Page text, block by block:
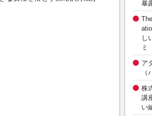
暴
し
ミ
ア
株
講
い